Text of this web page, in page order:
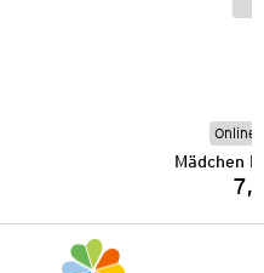
Online
Mädchen